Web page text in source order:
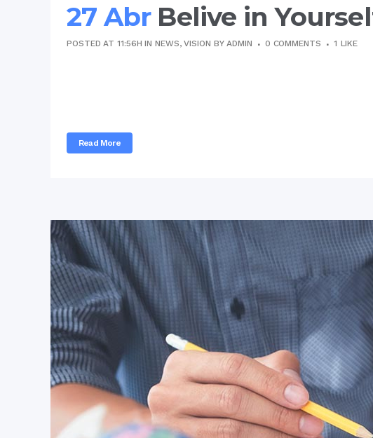
27 Abr Belive in
POSTED AT 11:56H INNEWS,VISION BYADMIN 0 COMMENTS 1 LIKE
Read More